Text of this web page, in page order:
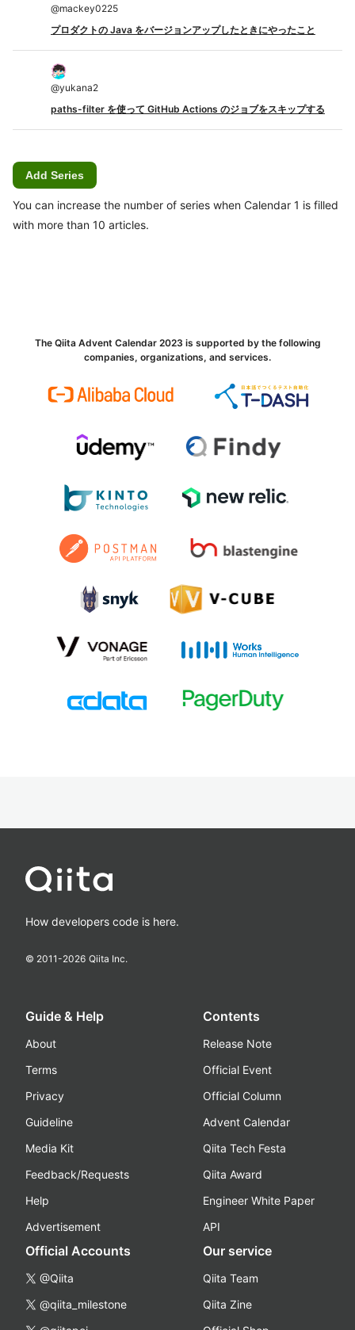
@mackey0225
プロダクトの Java をバージョンアップしたときにやったこと
@yukana2
paths-filter を使って GitHub Actions のジョブをスキップする
Add Series
You can increase the number of series when Calendar 1 is filled
with more than 10 articles.
The Qiita Advent Calendar 2023 is supported by the following
companies, organizations, and services.
How developers code is here.
© 2011-2026 Qiita Inc.
Guide & Help
About
Terms
Privacy
Guideline
Media Kit
Feedback/Requests
Help
Advertisement
Contents
Release Note
Official Event
Official Column
Advent Calendar
Qiita Tech Festa
Qiita Award
Engineer White Paper
API
Official Accounts
@Qiita
@qiita_milestone
Our service
Qiita Team
Qiita Zine